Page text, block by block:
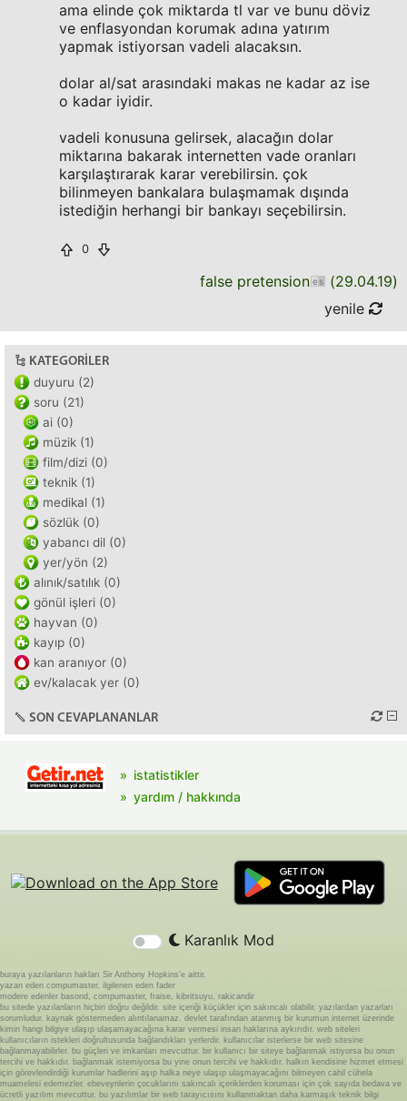
ama elinde çok miktarda tl var ve bunu döviz
ve enflasyondan korumak adına yatırım
yapmak istiyorsan vadeli alacaksın.
dolar al/sat arasındaki makas ne kadar az ise
o kadar iyidir.
vadeli konusuna gelirsek, alacağın dolar
miktarına bakarak internetten vade oranları
karşılaştırarak karar verebilirsin. çok
bilinmeyen bankalara bulaşmamak dışında
istediğin herhangi bir bankayı seçebilirsin.
0
false pretension (29.04.19)
yenile
KATEGORILER
duyuru (2)
soru (21)
ai (0)
müzik (1)
film/dizi (0)
teknik (1)
medikal (1)
sözlük (0)
yabancı dil (0)
yer/yön (2)
alınık/satılık (0)
gönül işleri (0)
hayvan (0)
kayıp (0)
kan aranıyor (0)
ev/kalacak yer (0)
SON CEVAPLANANLAR
istatistikler
yardım / hakkında
Karanlık Mod
buraya yazılanların hakları Sir Anthony Hopkins'e aittir.
yazan eden compumaster, ilgilenen eden fader
modere edenler basond, compumaster, fraise, kibritsuyu, rakicandir
bu sitede yazılanların hiçbiri doğru değildir. site içeriği küçükler için sakıncalı olabilir. yazılardan yazarları
sorumludur. kaynak göstermeden alıntılanamaz. devlet tarafından atanmış bir kurumun internet üzerinde
kimin hangi bilgiye ulaşıp ulaşamayacağına karar vermesi insan haklarına aykırıdır. web siteleri
kullanıcıların istekleri doğrultusunda bağlandıkları yerlerdir. kullanıcılar isterlerse bir web sitesine
bağlanmayabilirler. bu güçleri ve imkanları mevcuttur. bir kullanıcı bir siteye bağlanmak istiyorsa bu onun
tercihi ve hakkıdır. bağlanmak istemiyorsa bu yine onun tercihi ve hakkıdır. halkın kendisine hizmet etmesi
için görevlendirdiği kurumlar hadlerini aşıp halka neye ulaşıp ulaşmayacağını bilmeyen cahil cühela
muamelesi edemezler. ebeveynlerin çocuklarını sakıncalı içeriklerden koruması için çok sayıda bedava ve
ücretli yazılım mevcuttur. bu yazılımlar bir web tarayıcısını kullanmaktan daha karmaşık teknik bilgi